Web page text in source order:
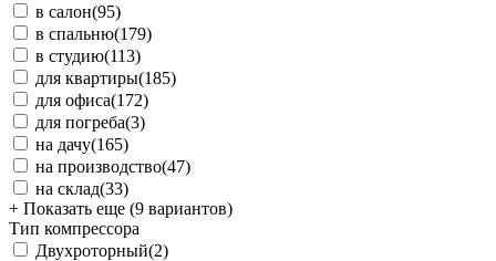
в салон(95)
в спальню(179)
в студию(113)
для квартиры(185)
для офиса(172)
для погреба(3)
на дачу(165)
на производство(47)
на склад(33)
+ Показать еще (9 вариантов)
Тип компрессора
Двухроторный(2)